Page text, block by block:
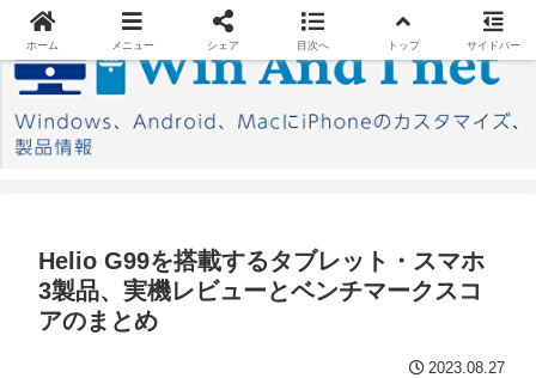
Helio G99を搭載するタブレット・スマホ
3製品、実機レビューとベンチマークスコ
アのまとめ
2023.08.27
ホーム メニュー シェア 目次へ トップ サイドバー